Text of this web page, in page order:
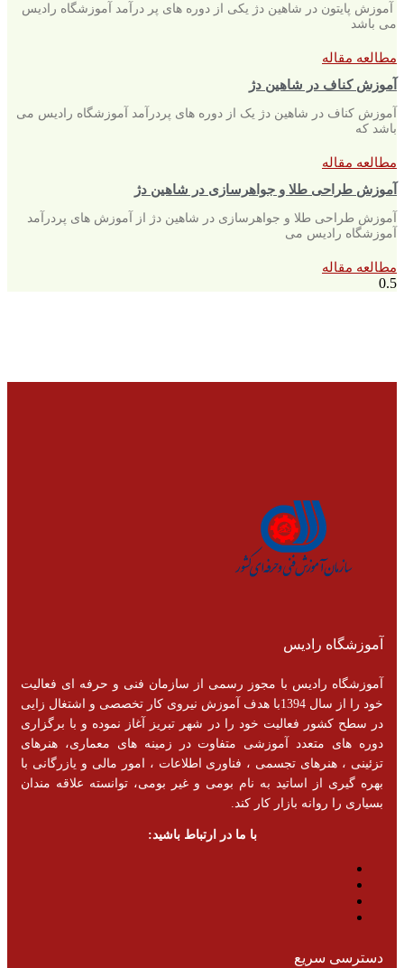
آموزش پایتون در شاهین دژ یکی از دوره های پر درآمد آموزشگاه رادیس
می باشد
مطالعه مقاله
آموزش کناف در شاهین دژ
آموزش کناف در شاهین دژ یک از دوره های پردرآمد آموزشگاه رادیس می
باشد که
مطالعه مقاله
آموزش طراحی طلا و جواهرسازی در شاهین دژ
آموزش طراحی طلا و جواهرسازی در شاهین دژ از آموزش های پردرآمد
آموزشگاه رادیس می
مطالعه مقاله
آموزشگاه رادیس
آموزشگاه رادیس با مجوز رسمی از سازمان فنی و حرفه ای فعالیت
خود را از سال 1394با هدف آموزش نیروی کار تخصصی و اشتغال زایی
در سطح کشور فعالیت خود را در شهر تبریز آغاز نموده و با برگزاری
دوره های متعدد آموزشی متفاوت در زمینه های معماری، هنرهای
تزئینی ، هنرهای تجسمی ، فناوری اطلاعات ، امور مالی و یازرگانی با
بهره گیری از اساتید به نام بومی و غیر بومی، توانسته علاقه مندان
بسیاری را روانه بازار کار کند.
با ما در ارتباط باشید:
دسترسی سریع